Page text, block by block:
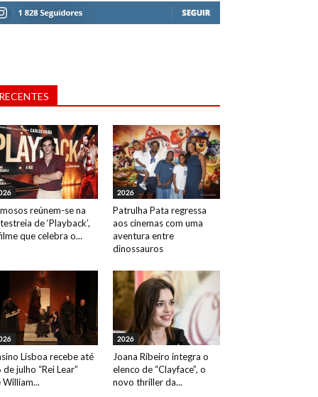
reúnem-se na
de ‘Playback’,
que celebra o...
2026
Patrulha Pata regressa
aos cinemas com uma
aventura entre
dinossauros
Lisboa recebe até
de julho “Rei Lear”
William...
2026
Joana Ribeiro integra o
elenco de “Clayface”, o
novo thriller da...